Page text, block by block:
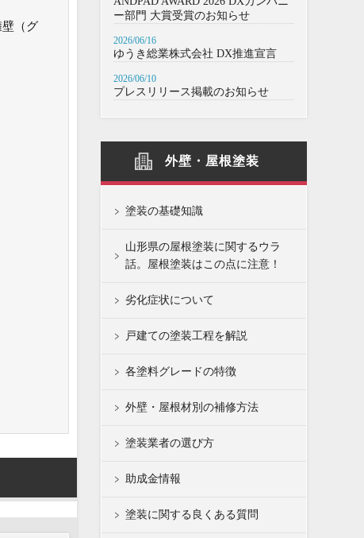
（グ
ー部門 大賞受賞のお知らせ
2026/06/16
ゆうき総業株式会社 DX推進宣言
2026/06/10
プレスリリース掲載のお知らせ
外壁・屋根塗装
塗装の基礎知識
山形県の屋根塗装に関するウラ
話。屋根塗装はこの点に注意！
劣化症状について
戸建ての塗装工程を解説
各塗料グレードの特徴
外壁・屋根材別の補修方法
塗装業者の選び方
助成金情報
塗装に関する良くある質問